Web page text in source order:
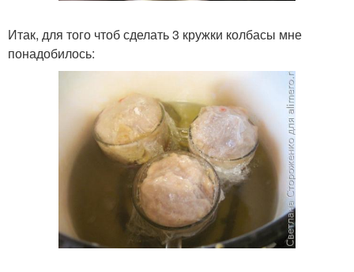
Итак, для того чтоб сделать 3 кружки колбасы мне
понадобилось: